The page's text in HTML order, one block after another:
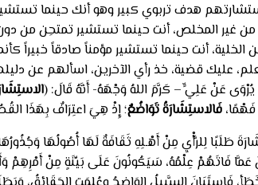
هدف تربوي كبير وهو أنك حينما
غير المخلص، أنت حينما تستشير تمتحِن من
أنت حينما تستشير مؤمناً صادقاً خبيراً
عليك قضية، خذ رأي الآخرين، اسألهم عن
عَنْ عَلِيٍّ – كَرَّمَ اللهُ وَجْهَهُ- أَنَّهُ قَالَ: (
فَالاستِشَارَةُ تَوَاضُعٌ؛ إِذْ هِيَ اعتِرَافٌ بِهَذَا
طَلَبًا لِلرَّأْيِ مِنْ أَهْـلِهِ ثَقَافَةٌ لَهَا أُصُولُهَا
فَاتَهُمْ عِلْمُهُ، سَيَكُونُونَ عَلَى بَيِّنَةٍ مِنْ أَمْرِهِمْ